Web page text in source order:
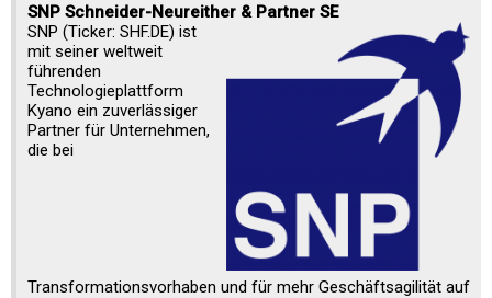
SNP Schneider-Neureither & Partner SE
SNP (Ticker: SHF.DE) ist
mit seiner weltweit
führenden
Technologieplattform
Kyano ein zuverlässiger
Partner für Unternehmen,
die bei
Transformationsvorhaben und für mehr Geschäftsagilität auf